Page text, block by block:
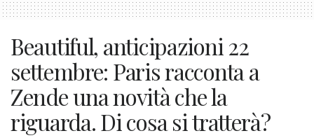
Beautiful, anticipazioni 22
settembre: Paris racconta a
Zende una novità che la
riguarda. Di cosa si tratterà?